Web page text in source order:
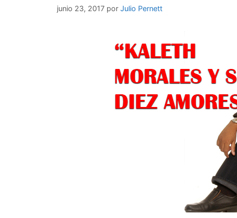
junio 23, 2017 por Julio Pernett